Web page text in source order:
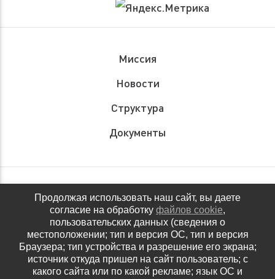
Миссия
Новости
Структура
Документы
Обращения граждан
Антидопинговое обеспечение
Контакты
Политика конфиденциальности
Продолжая использовать наш сайт, вы даете
согласие на обработку файлов cookie,
пользовательских данных (сведения о
местоположении; тип и версия ОС, тип и версия
Браузера; тип устройства и разрешение его экрана;
источник откуда пришел на сайт пользователь; с
какого сайта или по какой рекламе; язык ОС и